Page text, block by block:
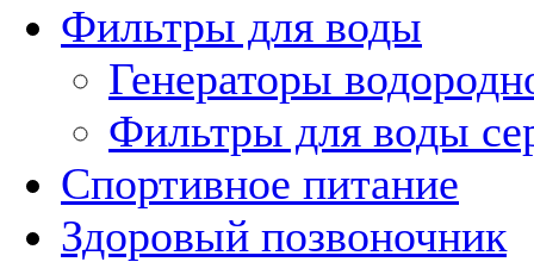
Фильтры для воды
Генераторы
Фильтры для воды
Спортивное питание
Здоровый позвоночник